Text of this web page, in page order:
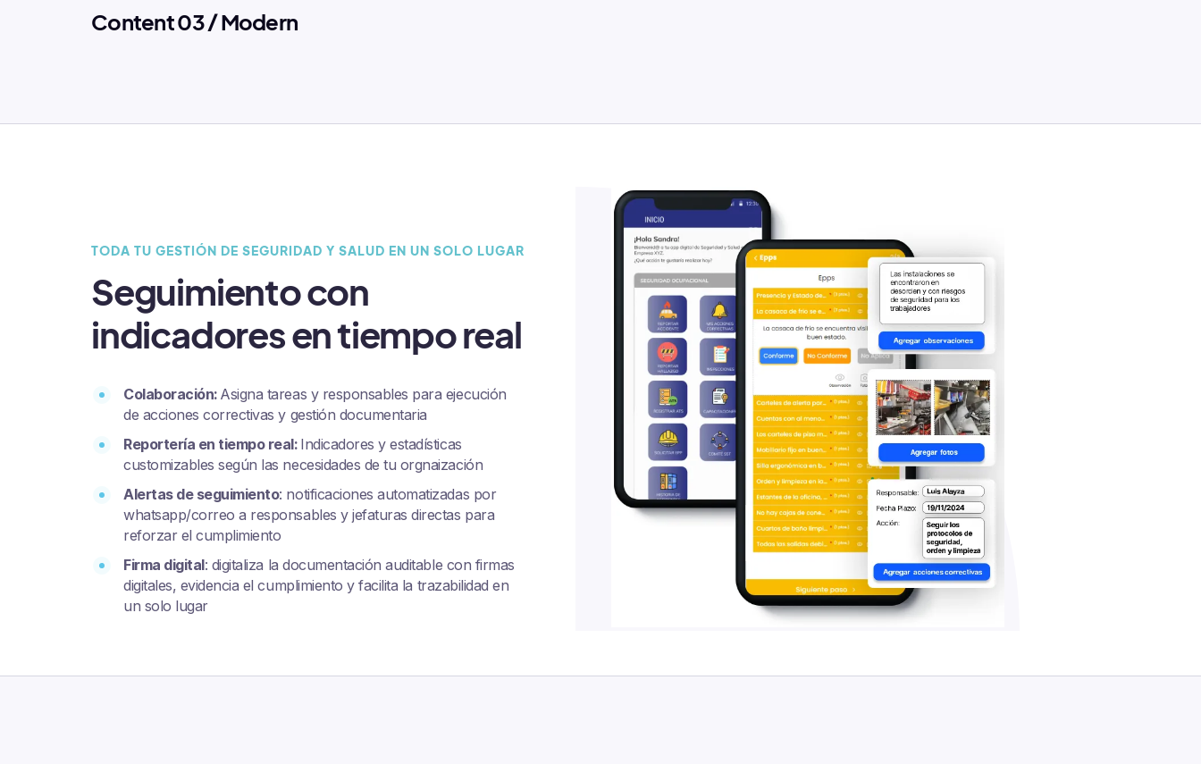
Content 03 / Modern
TODA TU GESTIÓN DE SEGURIDAD Y SALUD EN UN SOLO LUGAR
Seguimiento con
indicadores en tiempo real
Colaboración: Asigna tareas y responsables para ejecución
de acciones correctivas y gestión documentaria
Reportería en tiempo real: Indicadores y estadísticas
customizables según las necesidades de tu orgnaización
Alertas de seguimiento: notificaciones automatizadas por
whatsapp/correo a responsables y jefaturas directas para
reforzar el cumplimiento
Firma digital: digitaliza la documentación auditable con firmas
digitales, evidencia el cumplimiento y facilita la trazabilidad en
un solo lugar